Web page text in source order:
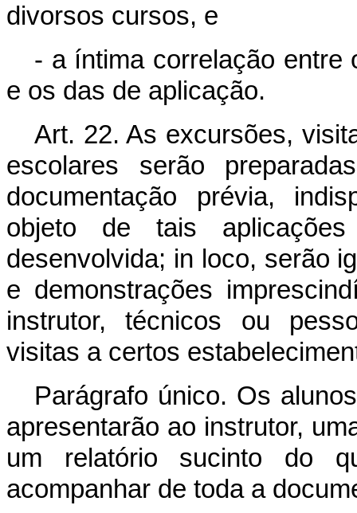
divorsos cursos, e
- a íntima correlação entre
e os das de aplicação.
Art. 22. As excursões,
escolares serão
documentação prévia,
objeto de tais aplicações
desenvolvida; in loco, serão
e demonstrações
instrutor, técnicos ou
visitas a certos
Parágrafo único. Os
apresentarão ao instrutor,
um relatório sucinto do
acompanhar de toda a